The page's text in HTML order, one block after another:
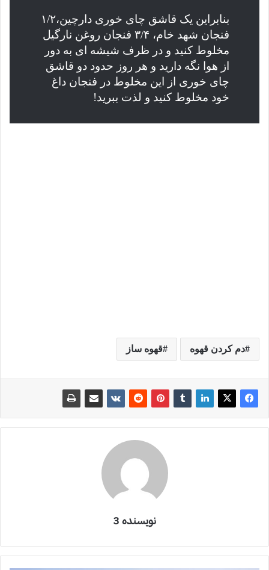
بنابراین یک قاشق چای خوری دارچین،۱/۲
فنجان شهد خام، ۳/۴ فنجان روغن نارگیل
مخلوط کنید و در ظرف شیشه ای به دور
از هوا نگه دارید و هر روز حدود دو قاشق
چای خوری از این مخلوط در فنجان داغ
خود مخلوط کنید و لذت ببرید!
دم کردن قهوه قهوه ساز
نویسنده 3